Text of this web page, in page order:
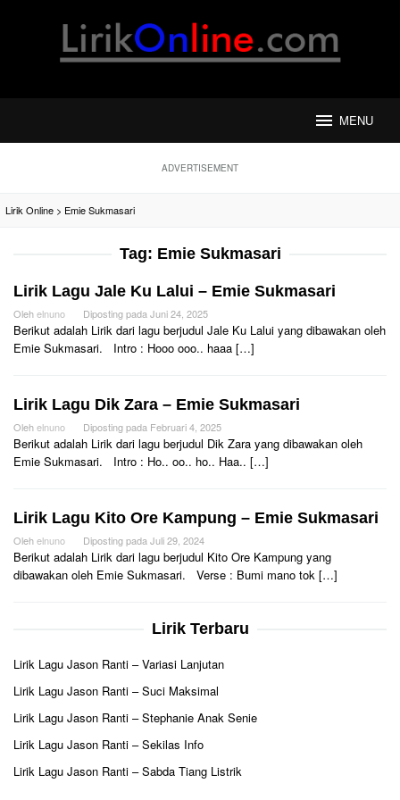
MENU
ADVERTISEMENT
Lirik Online > Emie Sukmasari
Tag: Emie Sukmasari
Lirik Lagu Jale Ku Lalui – Emie Sukmasari
Olehelnuno Diposting pada Juni 24, 2025
Berikut adalah Lirik dari lagu berjudul Jale Ku Lalui yang dibawakan oleh
Emie Sukmasari. Intro : Hooo ooo.. haaa […]
Lirik Lagu Dik Zara – Emie Sukmasari
Olehelnuno Diposting pada Februari 4, 2025
Berikut adalah Lirik dari lagu berjudul Dik Zara yang dibawakan oleh
Emie Sukmasari. Intro : Ho.. oo.. ho.. Haa.. […]
Lirik Lagu Kito Ore Kampung – Emie Sukmasari
Olehelnuno Diposting pada Juli 29, 2024
Berikut adalah Lirik dari lagu berjudul Kito Ore Kampung yang
dibawakan oleh Emie Sukmasari. Verse : Bumi mano tok […]
Lirik Terbaru
Lirik Lagu Jason Ranti – Variasi Lanjutan
Lirik Lagu Jason Ranti – Suci Maksimal
Lirik Lagu Jason Ranti – Stephanie Anak Senie
Lirik Lagu Jason Ranti – Sekilas Info
Lirik Lagu Jason Ranti – Sabda Tiang Listrik